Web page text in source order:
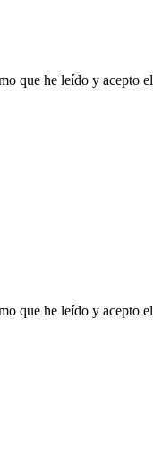
que he leído y acepto el
que he leído y acepto el